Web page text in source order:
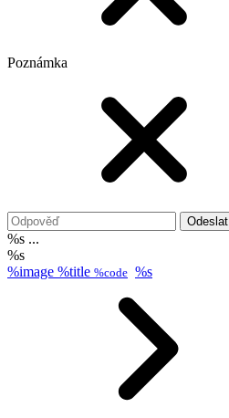
Poznámka
Odeslat
%s ...
%s
%image %title %code %s